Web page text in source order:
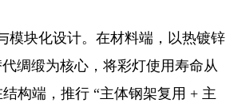
模块化设计。在材料端，以热镀锌
绸缎为核心，将彩灯使用寿命从
构端，推行 “主体钢架复用 + 主